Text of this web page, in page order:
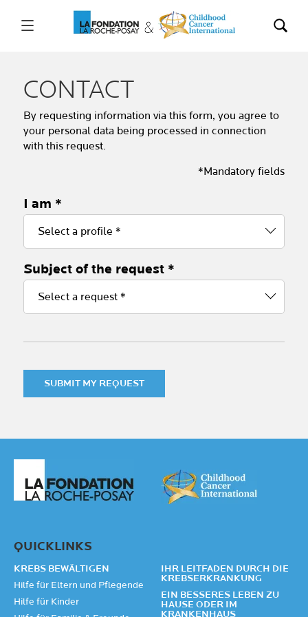
CONTACT
By requesting information via this form, you agree to
your personal data being processed in connection
with this request.
*Mandatory fields
I am *
Select a profile *
Subject of the request *
Select a request *
SUBMIT MY REQUEST
QUICKLINKS​
KREBS BEWÄLTIGEN
Hilfe für Eltern und Pflegende
Hilfe für Kinder​
IHR LEITFADEN DURCH DIE
KREBSERKRANKUNG
EIN BESSERES LEBEN ZU
HAUSE ODER IM
KRANKENHAUS